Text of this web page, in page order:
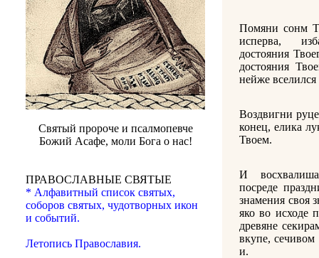
Святый пророче и псалмопевче
Божий Асафе, моли Бога о нас!
ПРАВОСЛАВНЫЕ СВЯТЫЕ
* Алфавитный список святых,
соборов святых, чудотворных икон
и событий.
Летопись Православия.
Помяни сонм
исперва,
достояния
достояния
нейже вселился
Воздвигни
конец, елика
Твоем.
И
посреде
знамения своя
яко во исходе
древяне
вкупе,
и.